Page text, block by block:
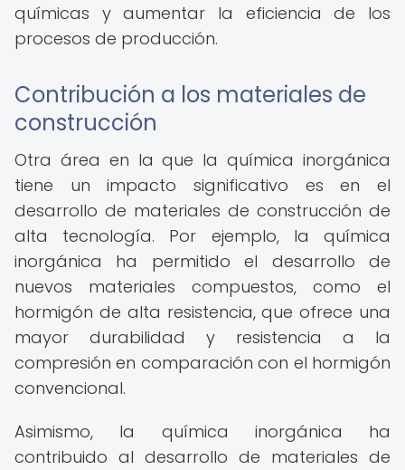
químicas y aumentar la eficiencia de los
procesos de producción.
Contribución a los materiales de
construcción
Otra área en la que la química inorgánica
tiene un impacto significativo es en el
desarrollo de materiales de construcción de
alta tecnología. Por ejemplo, la química
inorgánica ha permitido el desarrollo de
nuevos materiales compuestos, como el
hormigón de alta resistencia, que ofrece una
mayor durabilidad y resistencia a la
compresión en comparación con el hormigón
convencional.
Asimismo, la química inorgánica ha
contribuido al desarrollo de materiales de